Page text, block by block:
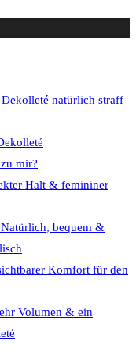
natürlich straff
mir?
Halt & femininer
bequem &
Komfort für den
Volumen & ein